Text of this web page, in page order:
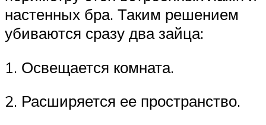
настенных бра. Таким решением
убиваются сразу два зайца:
1. Освещается комната.
2. Расширяется ее пространство.